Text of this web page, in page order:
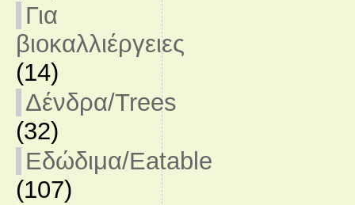
Για
βιοκαλλιέργειες
(14)
Δένδρα/Trees
(32)
Εδώδιμα/Eatable
(107)